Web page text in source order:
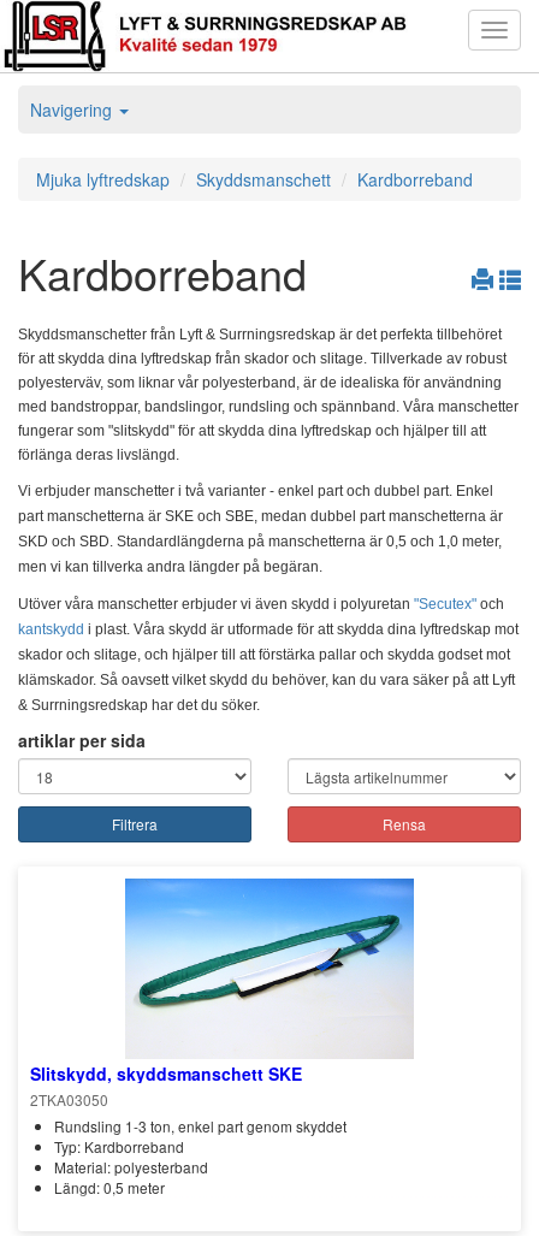
Navigering
Mjuka lyftredskap Skyddsmanschett Kardborreband
Kardborreband
Skyddsmanschetter från Lyft & Surrningsredskap är det perfekta tillbehöret
för att skydda dina lyftredskap från skador och slitage. Tillverkade av robust
polyesterväv, som liknar vår polyesterband, är de idealiska för användning
med bandstroppar, bandslingor, rundsling och spännband. Våra manschetter
fungerar som "slitskydd" för att skydda dina lyftredskap och hjälper till att
förlänga deras livslängd.
Vi erbjuder manschetter i två varianter - enkel part och dubbel part. Enkel
part manschetterna är SKE och SBE, medan dubbel part manschetterna är
SKD och SBD. Standardlängderna på manschetterna är 0,5 och 1,0 meter,
men vi kan tillverka andra längder på begäran.
Utöver våra manschetter erbjuder vi även skydd i polyuretan "Secutex" och
kantskydd i plast. Våra skydd är utformade för att skydda dina lyftredskap mot
skador och slitage, och hjälper till att förstärka pallar och skydda godset mot
klämskador. Så oavsett vilket skydd du behöver, kan du vara säker på att Lyft
& Surrningsredskap har det du söker.
artiklar per sida
Filtrera Rensa
Slitskydd, skyddsmanschett SKE
2TKA03050
Rundsling 1-3 ton, enkel part genom skyddet
Typ: Kardborreband
Material: polyesterband
Längd: 0,5 meter